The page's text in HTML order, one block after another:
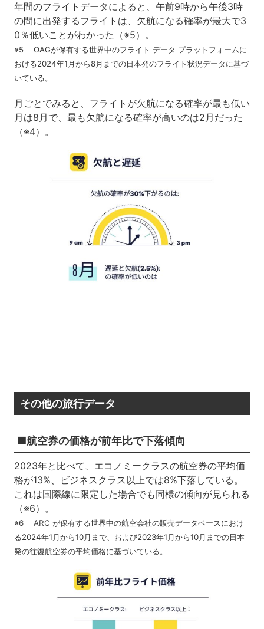
年間のフライトデータによると、午前9時から午後3時
の間に出発するフライトは、欠航になる確率が最大で3
0％低いことがわかった（※5）。
※5 OAGが保有する世界中のフライト データ プラットフォームに
おける2024年1月から8月までの日本発のフライト状況データに基づ
いている。
月ごとでみると、フライトが欠航になる確率が最も低い
月は8月で、最も欠航になる確率が高いのは2月だった
（※4）。
その他の旅行データ
■航空券の価格が前年比で下落傾向
2023年と比べて、エコノミークラスの航空券の平均価
格が13%、ビジネスクラス以上では8%下落している。
これは国際線に限定した場合でも同様の傾向が見られる
（※6）。
※6 ARC が保有する世界中の航空会社の販売データベースにおけ
る2024年1月から10月まで、および2023年1月から10月までの日本
発の往復航空券の平均価格に基づいている。